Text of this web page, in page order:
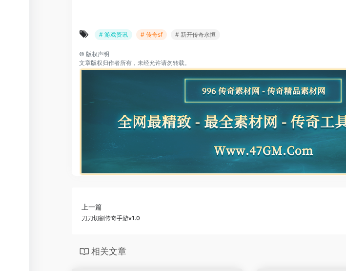
# 游戏资讯 # 传奇sf # 新开传奇永恒
© 版权声明
文章版权归作者所有，未经允许请勿转载。
上一篇
刀刀切割传奇手游v1.0
相关文章